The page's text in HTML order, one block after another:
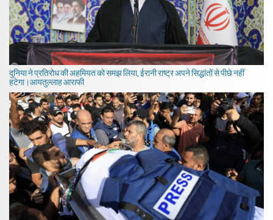
दुनिया ने प्रतिरोध की अहमियत को समझ लिया, ईरानी राष्ट्र अपने सिद्धांतों से पीछे नहीं
हटेगा।आयतुल्लाह आराफी